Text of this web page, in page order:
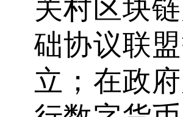
关村区块
础协议联
立；在政